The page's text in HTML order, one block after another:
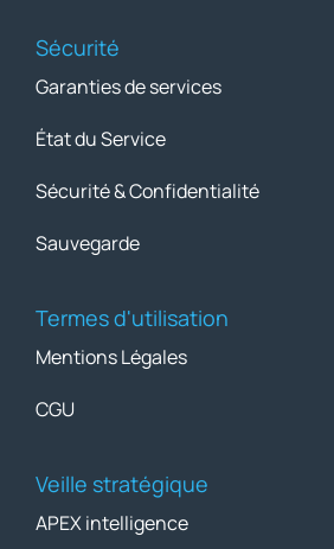
Sécurité
Garanties de services
État du Service
Sécurité & Confidentialité
Sauvegarde
Termes d'utilisation
Mentions Légales
CGU
Veille stratégique
APEX intelligence